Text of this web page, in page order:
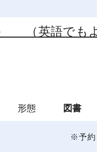
（英語でもよ
形態 図書
※予約